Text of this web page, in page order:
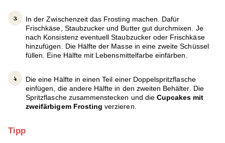
In der Zwischenzeit das Frosting machen. Dafür
Frischkäse, Staubzucker und Butter gut durchmixen. Je
nach Konsistenz eventuell Staubzucker oder Frischkäse
hinzufügen. Die Hälfte der Masse in eine zweite Schüssel
füllen. Eine Hälfte mit Lebensmittelfarbe einfärben.
Die eine Hälfte in einen Teil einer Doppelspritzflasche
einfügen, die andere Hälfte in den zweiten Behälter. Die
Spritzflasche zusammenstecken und die Cupcakes mit
zweifärbigem Frosting verzieren.
Tipp